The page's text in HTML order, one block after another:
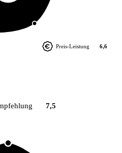
Preis-Leistung 6,6
7,5